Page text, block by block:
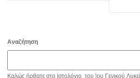
Αναζήτηση
Καλώς ήρθατε στο Ιστολόγιο του 1ου Γενικού